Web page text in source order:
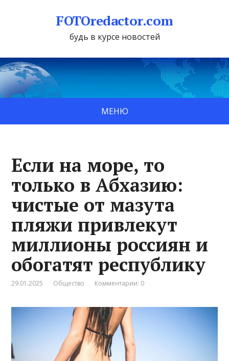
FOTOredactor.com
будь в курсе новостей
МЕНЮ
Если на море, то
только в Абхазию:
чистые от мазута
пляжи привлекут
миллионы россиян и
обогатят республику
29.01.2025 Общество Комментарии: 0